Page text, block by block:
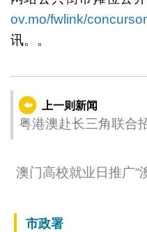
ov.mo/fwlink/
讯。。
上一则新闻
粤港澳赴长三角联合招商 赋能半导体及
澳门高校就业日推广“
市政署